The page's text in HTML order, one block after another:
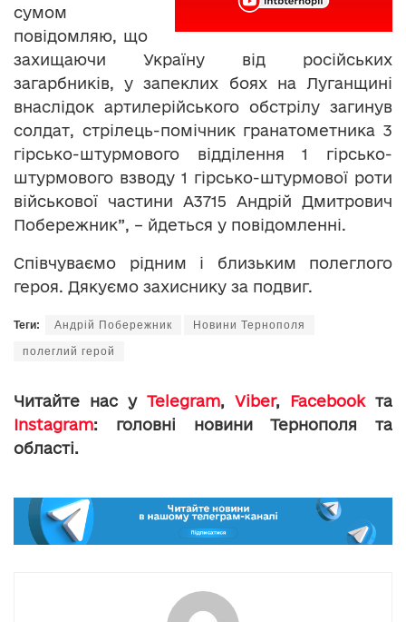
сумом
повідомляю, що
захищаючи Україну від російських
загарбників, у запеклих боях на Луганщині
внаслідок артилерійського обстрілу загинув
солдат, стрілець-помічник гранатометника 3
гірсько-штурмового відділення 1 гірсько-
штурмового взводу 1 гірсько-штурмової роти
військової частини А3715 Андрій Дмитрович
Побережник”, – йдеться у повідомленні.
Співчуваємо рідним і близьким полеглого
героя. Дякуємо захиснику за подвиг.
Теги: Андрій Побережник Новини Тернополя
полеглий герой
Читайте нас у Telegram, Viber, Facebookта
Instagram: головні новини Тернополя та
області.